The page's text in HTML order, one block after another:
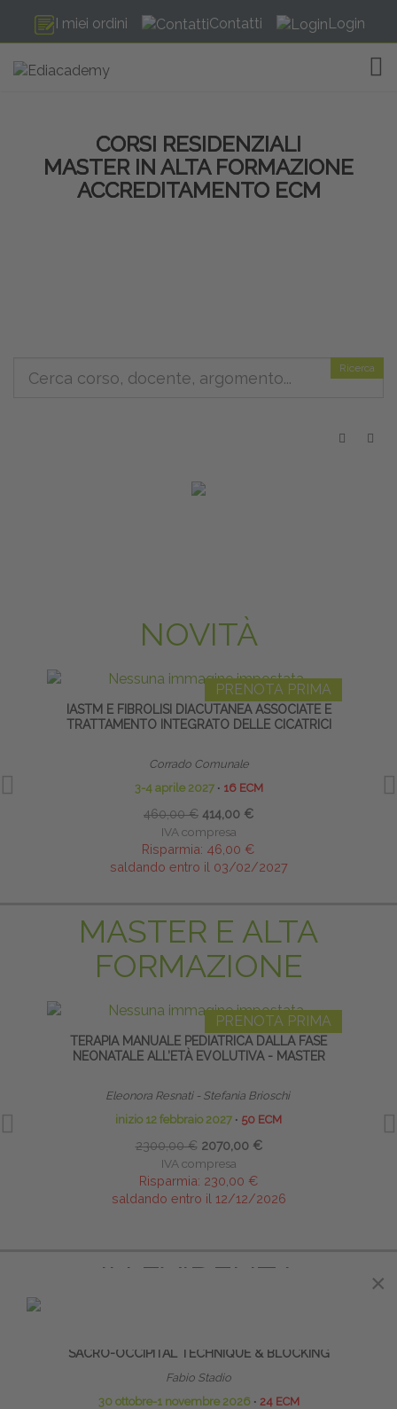
I miei ordini Contatti Login
CORSI RESIDENZIALI
MASTER IN ALTA FORMAZIONE
ACCREDITAMENTO ECM
Ricerca
NOVITÀ
PRENOTA PRIMA
IASTM E FIBROLISI DIACUTANEA ASSOCIATE E
TRATTAMENTO INTEGRATO DELLE CICATRICI
Corrado Comunale
3-4 aprile 2027 ∙ 16 ECM
460,00 € 414,00 €
IVA compresa
Risparmia: 46,00 €
saldando entro il 03/02/2027
MASTER E ALTA
FORMAZIONE
PRENOTA PRIMA
TERAPIA MANUALE PEDIATRICA DALLA FASE
NEONATALE ALL’ETÀ EVOLUTIVA - MASTER
Eleonora Resnati - Stefania Brioschi
inizio 12 febbraio 2027 ∙ 50 ECM
2300,00 € 2070,00 €
IVA compresa
Risparmia: 230,00 €
saldando entro il 12/12/2026
IN EVIDENZA
SACRO-OCCIPITAL TECHNIQUE & BLOCKING
Fabio Stadio
30 ottobre-1 novembre 2026 ∙ 24 ECM
×
×